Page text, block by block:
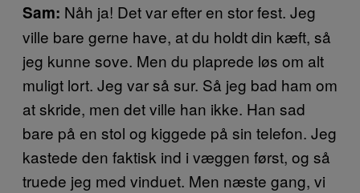
Sam: Nåh ja! Det var efter en stor fest. Jeg
ville bare gerne have, at du holdt din kæft, så
jeg kunne sove. Men du plaprede løs om alt
muligt lort. Jeg var så sur. Så jeg bad ham om
at skride, men det ville han ikke. Han sad
bare på en stol og kiggede på sin telefon. Jeg
kastede den faktisk ind i væggen først, og så
truede jeg med vinduet. Men næste gang, vi